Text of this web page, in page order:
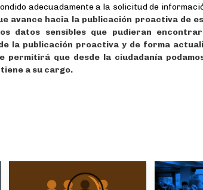
adecuadamente a la solicitud de
avance hacia la publicación proactiva de
datos sensibles que pudieran
la publicación proactiva y de forma
permitirá que desde la ciudadanía
a su cargo.